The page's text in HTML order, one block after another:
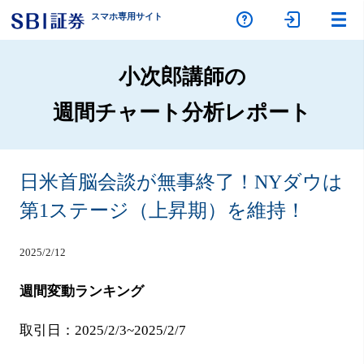
スマホ専用サイト
小次郎講師の
週間チャート分析レポート
日米首脳会談が無事終了！NYダウは
第1ステージ（上昇期）を維持！
2025/2/12
週間変動ランキング
取引日：2025/2/3~2025/2/7